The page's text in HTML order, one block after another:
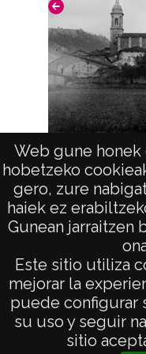
Web gune honek
hobetzeko
gero, zure
haiek ez
Gunean jarraitzen
Este sitio utiliza
mejorar la
puede configurar
su uso y seguir
sitio
Licencia
CC BY-NC-SA
AVISO
POLÍTICA